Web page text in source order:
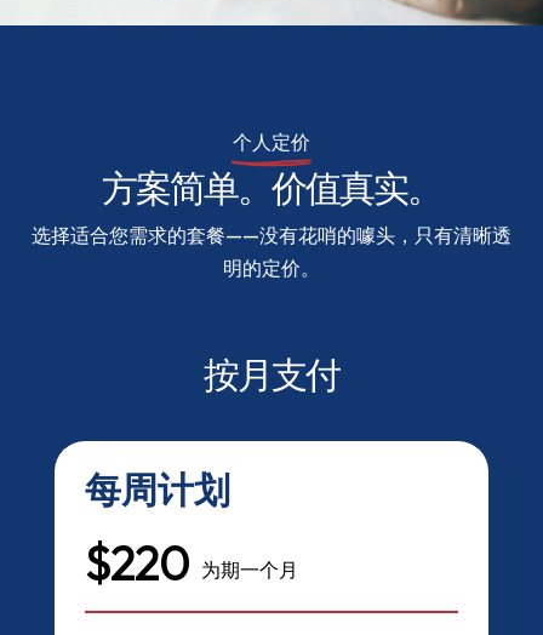
个人定价
方案简单。价值真实。
选择适合您需求的套餐——没有花哨的噱头，只有清晰透
明的定价。
按月支付
每周计划
$220 为期一个月